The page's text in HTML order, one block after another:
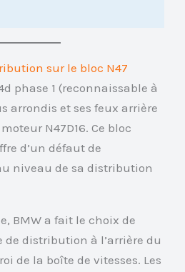
sur le bloc N47
phase 1 (reconnaissable à
arrondis et ses feux arrière
N47D16. Ce bloc
d’un défaut de
niveau de sa distribution
BMW a fait le choix de
distribution à l’arrière du
de la boîte de vitesses. Les